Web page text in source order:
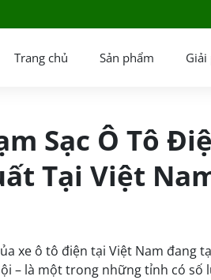
Trang chủ Sản phẩm Giải
Sạc Ô Tô
Tại Việt
xe ô tô điện tại Việt Nam đang
– là một trong những tỉnh có